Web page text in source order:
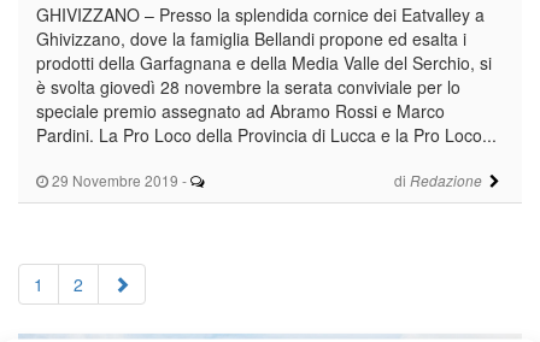
29 Novembre 2019 - di Redazione
GHIVIZZANO – Presso la splendida cornice dei Eatvalley a
Ghivizzano, dove la famiglia Bellandi propone ed esalta i
prodotti della Garfagnana e della Media Valle del Serchio, si
è svolta giovedì 28 novembre la serata conviviale per lo
speciale premio assegnato ad Abramo Rossi e Marco
Pardini. La Pro Loco della Provincia di Lucca e la Pro Loco...
1 2